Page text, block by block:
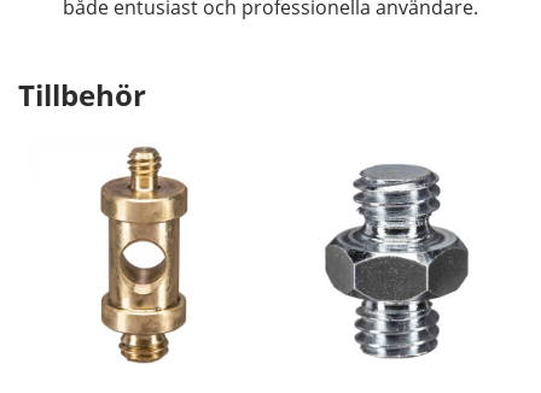
både entusiast och professionella användare.
Tillbehör